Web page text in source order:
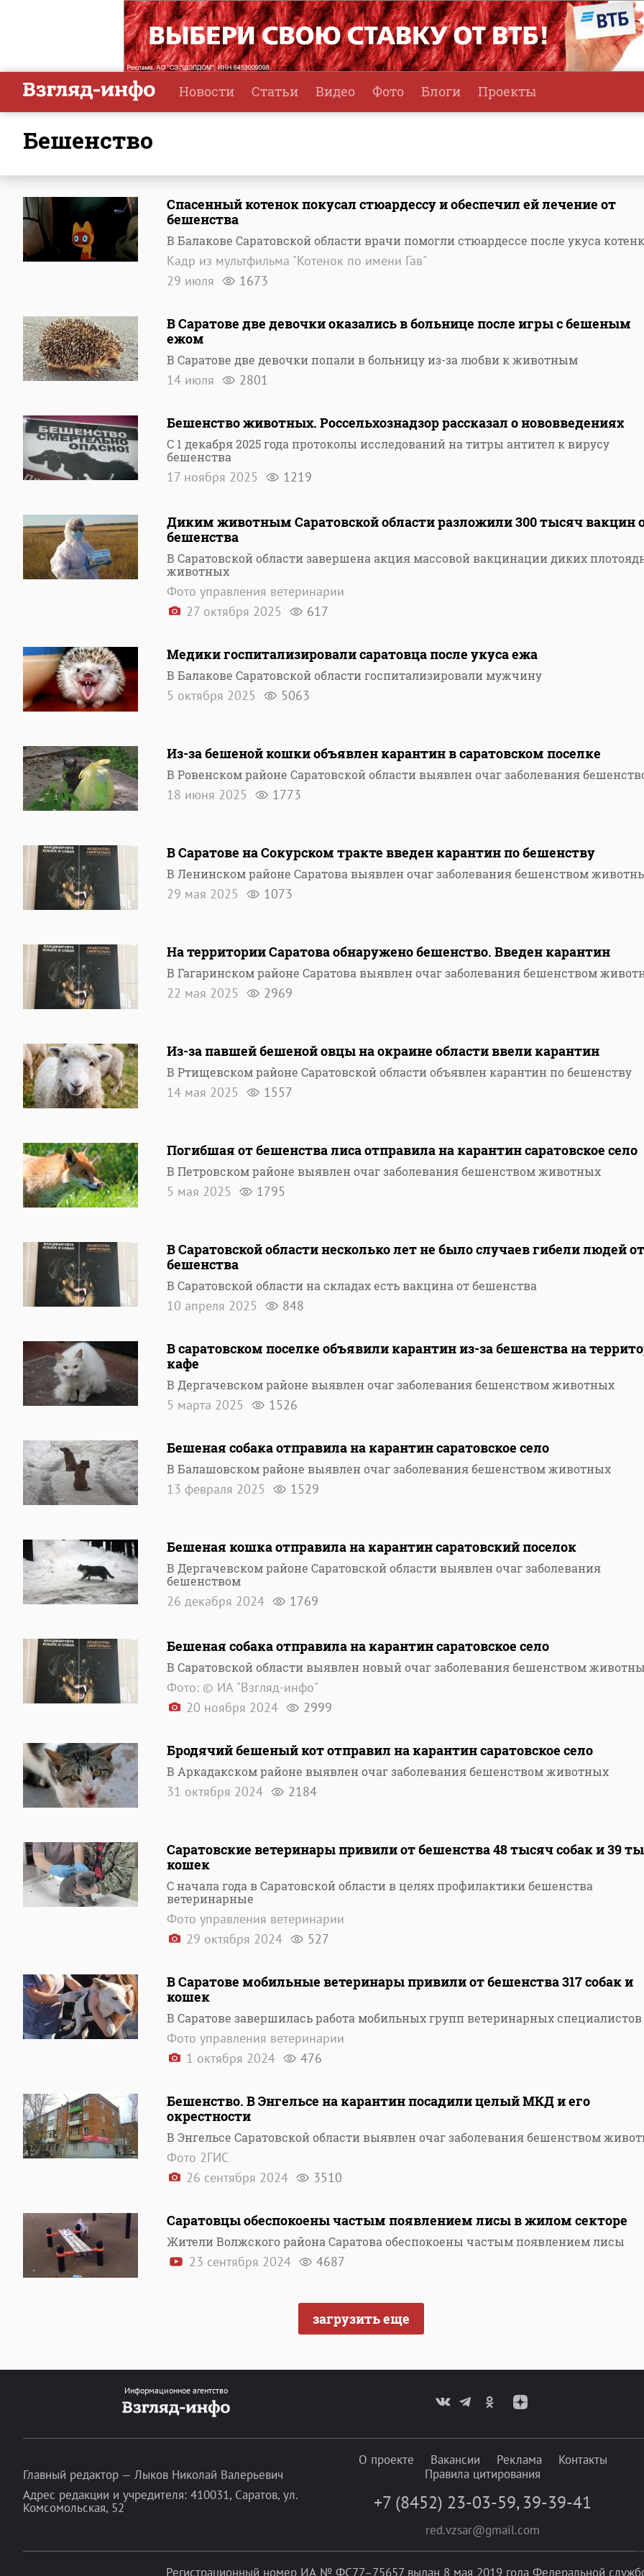
Новости Статьи Видео Фото Блоги Проекты
бешенство
Спасенный котенок покусал стюардессу и обеспечил ей лечение от
бешенства
В Балакове Саратовской области врачи помогли стюардессе после укуса
Кадр из мультфильма "Котенок по имени Гав"
29 июля
1673
В Саратове две девочки оказались в больнице после игры с бешеным
ежом
В Саратове две девочки попали в больницу из-за любви к животным
14 июля 2801
Бешенство животных. Россельхознадзор рассказал о нововведениях
С 1 декабря 2025 года протоколы исследований на титры антител к вирусу
бешенства
17 ноября 2025 1219
Диким животным Саратовской области разложили 300 тысяч вакцин
бешенства
В Саратовской области завершена акция массовой вакцинации диких
животных
Фото управления ветеринарии
27 октября 2025
617
Медики госпитализировали саратовца после укуса ежа
В Балакове Саратовской области госпитализировали мужчину
5 октября 2025 5063
Из-за бешеной кошки объявлен карантин в саратовском поселке
В Ровенском районе Саратовской области выявлен очаг заболевания
18 июня 2025 1773
В Саратове на Сокурском тракте введен карантин по бешенству
В Ленинском районе Саратова выявлен очаг заболевания бешенством
29 мая 2025 1073
На территории Саратова обнаружено бешенство. Введен карантин
В Гагаринском районе Саратова выявлен очаг заболевания бешенством
22 мая 2025 2969
Из-за павшей бешеной овцы на окраине области ввели карантин
В Ртищевском районе Саратовской области объявлен карантин по бешенству
14 мая 2025 1557
Погибшая от бешенства лиса отправила на карантин саратовское село
В Петровском районе выявлен очаг заболевания бешенством животных
5 мая 2025 1795
В Саратовской области несколько лет не было случаев гибели людей от
бешенства
В Саратовской области на складах есть вакцина от бешенства
10 апреля 2025 848
В саратовском поселке объявили карантин из-за бешенства на
кафе
В Дергачевском районе выявлен очаг заболевания бешенством животных
5 марта 2025 1526
Бешеная собака отправила на карантин саратовское село
В Балашовском районе выявлен очаг заболевания бешенством животных
13 февраля 2025 1529
Бешеная кошка отправила на карантин саратовский поселок
В Дергачевском районе Саратовской области выявлен очаг заболевания
бешенством
26 декабря 2024 1769
Бешеная собака отправила на карантин саратовское село
В Саратовской области выявлен новый очаг заболевания бешенством
Фото: © ИА "Взгляд-инфо"
20 ноября 2024
2999
Бродячий бешеный кот отправил на карантин саратовское село
В Аркадакском районе выявлен очаг заболевания бешенством животных
31 октября 2024 2184
Саратовские ветеринары привили от бешенства 48 тысяч собак и 39
кошек
С начала года в Саратовской области в целях профилактики бешенства
ветеринарные
Фото управления ветеринарии
29 октября 2024
527
В Саратове мобильные ветеринары привили от бешенства 317 собак и
кошек
В Саратове завершилась работа мобильных групп ветеринарных специалистов
Фото управления ветеринарии
1 октября 2024
476
Бешенство. В Энгельсе на карантин посадили целый МКД и его
окрестности
В Энгельсе Саратовской области выявлен очаг заболевания бешенством
Фото 2ГИС
26 сентября 2024
3510
Саратовцы обеспокоены частым появлением лисы в жилом секторе
Жители Волжского района Саратова обеспокоены частым появлением лисы
23 сентября 2024 4687
загрузить еще
Информационное агентство
Главный редактор — Лыков Николай Валерьевич
Адрес редакции и учредителя: 410031, Саратов, ул.
Комсомольская, 52
О проекте Вакансии Реклама
Контакты
Правила цитирования
+7 (8452) 23-03-59, 39-39-41
red.vzsar@gmail.com
Регистрационный номер ИА № ФС77–75657 выдан 8 мая 2019 года Федеральной